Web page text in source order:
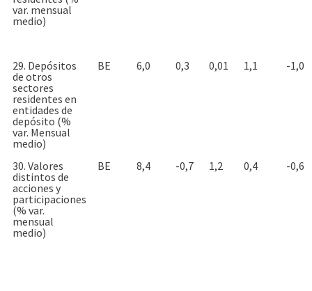
var. mensual
medio)
29. Depósitos
de otros
sectores
residentes en
entidades de
depósito (%
var. Mensual
medio)
BE 6,0 0,3 0,01 1,1 -1,0
30. Valores
distintos de
acciones y
participaciones
(% var.
mensual
medio)
BE 8,4 -0,7 1,2 0,4 -0,6